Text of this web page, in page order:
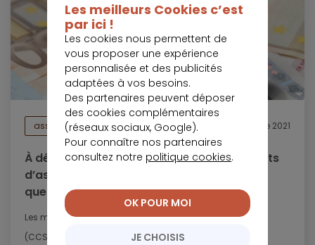
assurance de prêt 4 novembre 2021
À défaut d’un accord sur la RIA des contrats
d’assurance emprunteur, le CCSF émet
quelques...
Les membres du Comité consultatif du secteur financier
(CCSF) n’ont pas réussi à trouver un accord sur la RIA
Les meilleurs Cookies c’est
par ici !
Les cookies nous permettent de
vous proposer une expérience
personnalisée et des publicités
adaptées à vos besoins.
Des partenaires peuvent déposer
des cookies complémentaires
(réseaux sociaux, Google).
Pour connaître nos partenaires
consultez notre politique cookies.
JE CHOISIS
OK POUR MOI